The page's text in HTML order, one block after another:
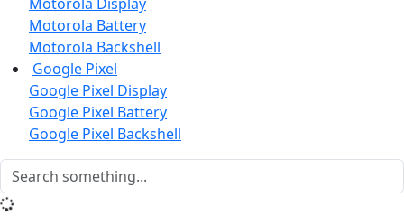
Motorola Battery
Motorola Backshell
Google Pixel
Google Pixel Display
Google Pixel Battery
Google Pixel Backshell